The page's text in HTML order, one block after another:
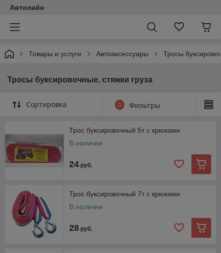
Автолайн
Товары и услуги Автоаксессуары Тросы
Тросы буксировочные, стяжки груза
Сортировка 0 Фильтры
Трос буксировочный 5т с крюками
В наличии
24 руб.
Трос буксировочный 7т с крюками
В наличии
28 руб.